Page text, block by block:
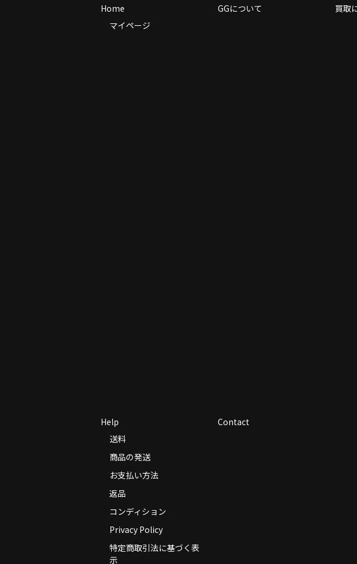
Home
マイページ
GGについて 買取
Help
送料
商品の発送
お支払い方法
返品
コンディション
Privacy Policy
特定商取引法に基づく表
示
Contact